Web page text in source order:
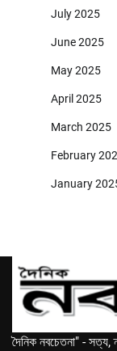
July 2025
June 2025
May 2025
April 2025
March 2025
February
January
দৈনিক নবচেতনা" - সত্য,